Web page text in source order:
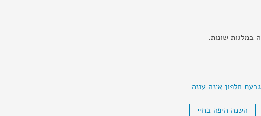
גבעת חלפון אינה עונה
השנה היפה בחיי